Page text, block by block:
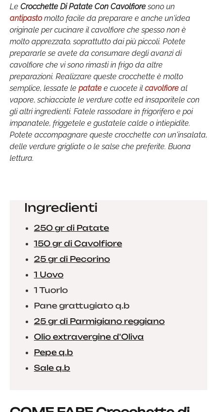
Le Crocchette Di Patate Con Cavolfioresono un
antipastomolto facile da preparare e anche un'idea
originale per cucinare il cavolfiore che spesso non è
molto apprezzato, soprattutto dai più piccoli. Potete
prepararle se avete da consumare degli avanzi di
cavolfiore che vi sono rimasti in frigo da altre
preparazioni. Realizzare queste crocchette è molto
semplice, lessate le patate e cuocete il cavolfiore al
vapore, schiacciate le verdure cotte ed insaporitele con
gli altri ingredienti. Fatele rassodare in frigorifero e poi
impanatele, friggetele e gustatele calde o intiepidite.
Potete accompagnare queste crocchette con un'insalata,
delle verdure grigliate o le salse che preferite. Buona
lettura.
Ingredienti
250 gr di Patate
150 gr di Cavolfiore
25 gr di Pecorino
1 Uovo
1 Tuorlo
Pane grattugiato q.b
25 gr di Parmigiano reggiano
Olio extravergine d'Oliva
Pepe q.b
Sale q.b